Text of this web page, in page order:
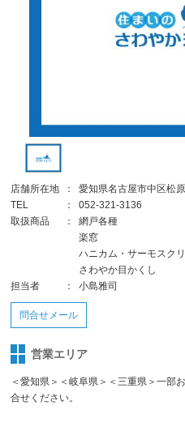
店舗所在地 ：
愛知県名古屋市中区松
TEL
：
052-321-3136
取扱商品
：
網戸各種
楽窓
ハニカム・サーモスク
さわやか目かくし
担当者
： 小島雅司
問合せメール
営業エリア
＜愛知県＞＜岐阜県＞＜三重県＞一部
合せください。